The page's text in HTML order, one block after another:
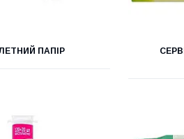
ПАПІР